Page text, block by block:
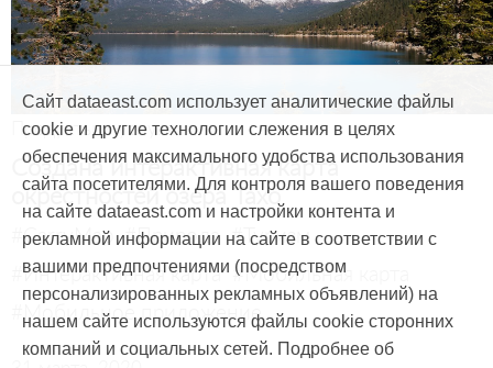
Продукты и услуги
Создана интерактивная карта
окрестностей озера Тахо
#CarryMap #Природа #Туризм
#Интерактивная карта
#Мобильная карта
#Мобильное приложение
Сайт dataeast.com использует аналитические файлы
cookie и другие технологии слежения в целях
обеспечения максимального удобства использования
сайта посетителями. Для контроля вашего поведения
на сайте dataeast.com и настройки контента и
рекламной информации на сайте в соответствии с
вашими предпочтениями (посредством
персонализированных рекламных объявлений) на
нашем сайте используются файлы cookie сторонних
компаний и социальных сетей. Подробнее об